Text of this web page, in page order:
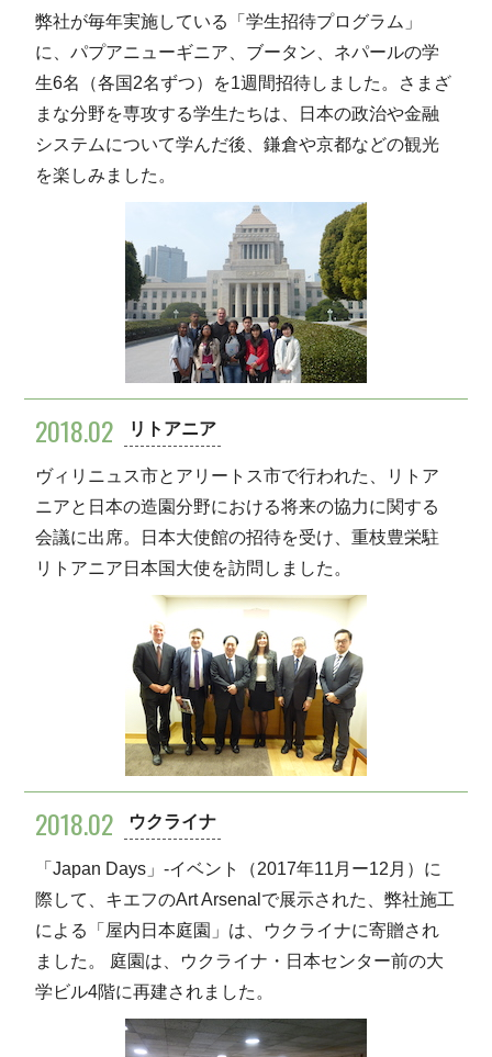
弊社が毎年実施している「学生招待プログラム」
に、パプアニューギニア、ブータン、ネパールの学
生6名（各国2名ずつ）を1週間招待しました。さまざ
まな分野を専攻する学生たちは、日本の政治や金融
システムについて学んだ後、鎌倉や京都などの観光
を楽しみました。
2018.02 リトアニア
ヴィリニュス市とアリートス市で行われた、リトア
ニアと日本の造園分野における将来の協力に関する
会議に出席。日本大使館の招待を受け、重枝豊栄駐
リトアニア日本国大使を訪問しました。
2018.02 ウクライナ
「Japan Days」-イベント（2017年11月ー12月）に
際して、キエフのArt Arsenalで展示された、弊社施工
による「屋内日本庭園」は、ウクライナに寄贈され
ました。 庭園は、ウクライナ・日本センター前の大
学ビル4階に再建されました。